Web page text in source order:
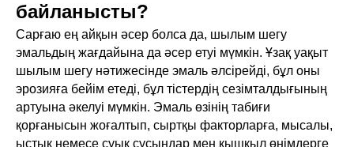
байланысты?
Сарғаю ең айқын әсер болса да, шылым шегу
эмальдың жағдайына да әсер етуі мүмкін. Ұзақ уақыт
шылым шегу нәтижесінде эмаль әлсірейді, бұл оны
эрозияға бейім етеді, бұл тістердің сезімталдығының
артуына әкелуі мүмкін. Эмаль өзінің табиғи
қорғанысын жоғалтып, сыртқы факторларға, мысалы,
ыстық немесе суық сусындар мен қышқыл өнімдерге